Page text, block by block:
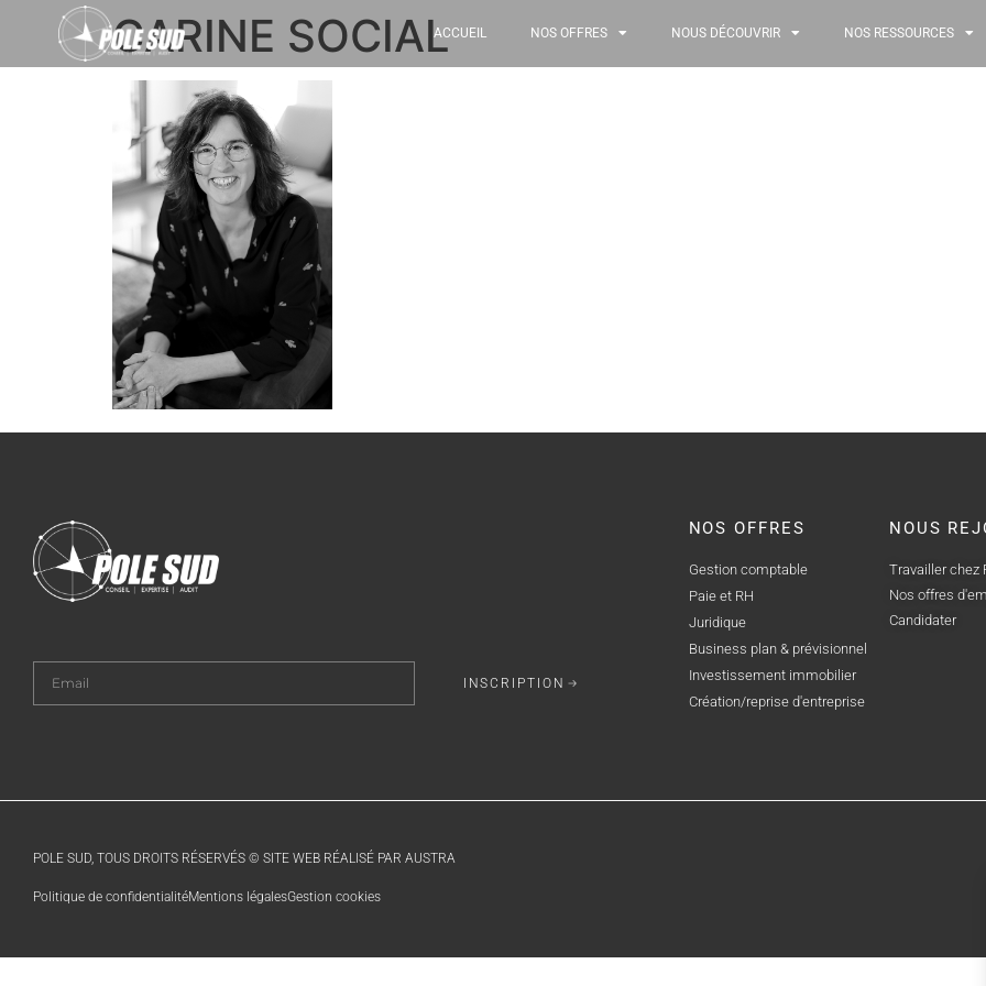
ACCUEIL NOS OFFRES NOUS DÉCOUVRIR NOS RESSOURCES
CARINE SOCIAL
INSCRIPTION
NOS OFFRES
Gestion comptable
Paie et RH
Juridique
Business plan & prévisionnel
Investissement immobilier
Création/reprise d'entreprise
NOUS
Travailler chez
Nos offres
Candidater
POLE SUD, TOUS DROITS RÉSERVÉS © SITE WEB RÉALISÉ PAR AUSTRA
Politique de confidentialitéMentions légalesGestion cookies